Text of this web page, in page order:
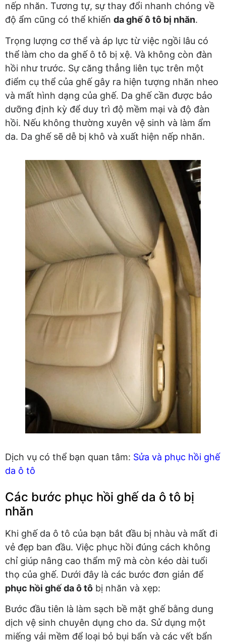
nếp nhăn. Tương tự, sự thay đổi nhanh chóng về
độ ẩm cũng có thể khiến da ghế ô tô bị nhăn.
Trọng lượng cơ thể và áp lực từ việc ngồi lâu có
thể làm cho da ghế ô tô bị xệ. Và không còn đàn
hồi như trước. Sự căng thẳng liên tục trên một
điểm cụ thể của ghế gây ra hiện tượng nhăn nheo
và mất hình dạng của ghế. Da ghế cần được bảo
dưỡng định kỳ để duy trì độ mềm mại và độ đàn
hồi. Nếu không thường xuyên vệ sinh và làm ẩm
da. Da ghế sẽ dễ bị khô và xuất hiện nếp nhăn.
Dịch vụ có thể bạn quan tâm: Sửa và phục hồi ghế
da ô tô
Các bước phục hồi ghế da ô tô bị
nhăn
Khi ghế da ô tô của bạn bắt đầu bị nhàu và mất đi
vẻ đẹp ban đầu. Việc phục hồi đúng cách không
chỉ giúp nâng cao thẩm mỹ mà còn kéo dài tuổi
thọ của ghế. Dưới đây là các bước đơn giản để
phục hồi ghế da ô tô bị nhăn và xẹp:
Bước đầu tiên là làm sạch bề mặt ghế bằng dung
dịch vệ sinh chuyên dụng cho da. Sử dụng một
miếng vải mềm để loại bỏ bụi bẩn và các vết bẩn